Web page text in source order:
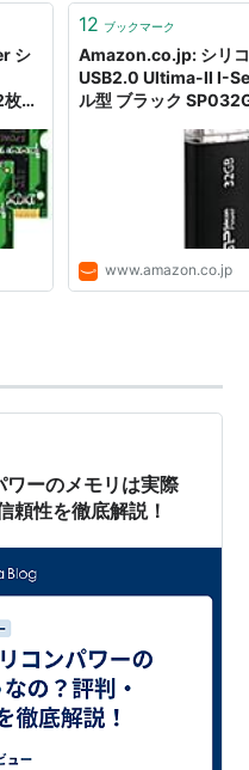
シ
枚
12 ブックマーク
Amazon.co.jp: シリ
USB2.0 Ultima-II I-
ル型 ブラック
www.amazon.co.jp
ワーのメモリは実際
頼性を徹底解説！